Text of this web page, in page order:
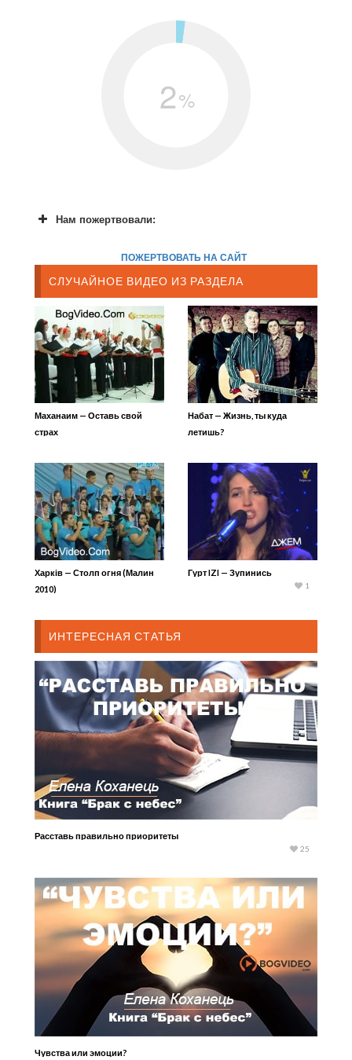
2%
Нам пожертвовали:
ПОЖЕРТВОВАТЬ НА САЙТ
СЛУЧАЙНОЕ ВИДЕО ИЗ РАЗДЕЛА
Маханаим — Оставь свой
страх
Набат — Жизнь, ты куда
летишь?
Харків — Столп огня (Малин
2010)
Гурт IZI — Зупинись
1
ИНТЕРЕСНАЯ СТАТЬЯ
Расставь правильно приоритеты
25
Чувства или эмоции?